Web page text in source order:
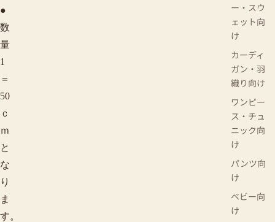
ー・スウ
ェット向
け
カーディ
ガン・羽
織り向け
ワンピー
ス・チュ
ニック向
け
パンツ向
け
ベビー向
け
●
数
量
1
＝
50
ｃ
ｍ
と
な
り
ま
す。